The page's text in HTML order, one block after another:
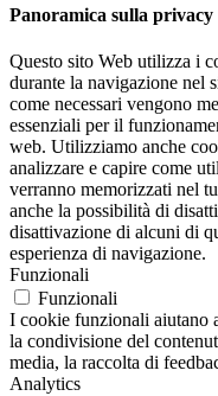
Panoramica sulla privacy
Questo sito Web utilizza i
durante la navigazione nel
come necessari vengono
essenziali per il
web. Utilizziamo anche
analizzare e capire come
verranno memorizzati nel
anche la possibilità di
disattivazione di alcuni di
esperienza di navigazione.
Funzionali
Funzionali
I cookie funzionali aiutano
la condivisione del
media, la raccolta di
Analytics